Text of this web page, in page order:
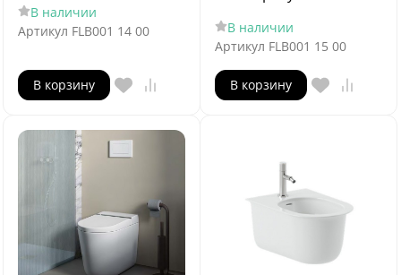
В наличии
Артикул FLB001 14 00
В корзину
В наличии
Артикул FLB001 15 00
В корзину